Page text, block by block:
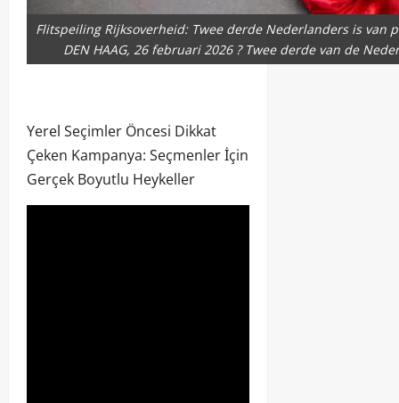
Flitspeiling Rijksoverheid: Twee derde Nederlanders is van
DEN HAAG, 26 februari 2026 ? Twee derde van de
Yerel Seçimler Öncesi Dikkat
Çeken Kampanya: Seçmenler İçin
Gerçek Boyutlu Heykeller